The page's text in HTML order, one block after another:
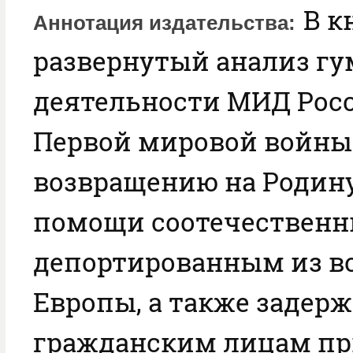
Аннотация издательства
В
развернутый анализ
деятельности МИД
Первой мировой
возвращению на
помощи
депортированным из
Европы, а также
гражданским лицам